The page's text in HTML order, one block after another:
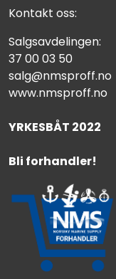
Kontakt oss:
Salgsavdelingen:
37 00 03 50
salg@nmsproff.no
www.nmsproff.no
YRKESBÅT 2022
Bli forhandler!